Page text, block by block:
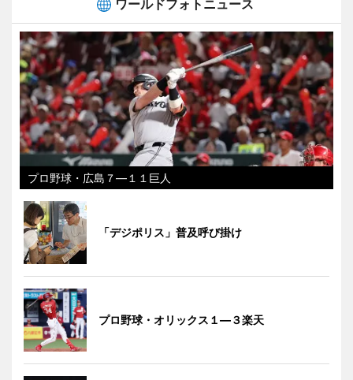
ワールドフォトニュース
プロ野球・広島７―１１巨人
「デジポリス」普及呼び掛け
プロ野球・オリックス１―３楽天